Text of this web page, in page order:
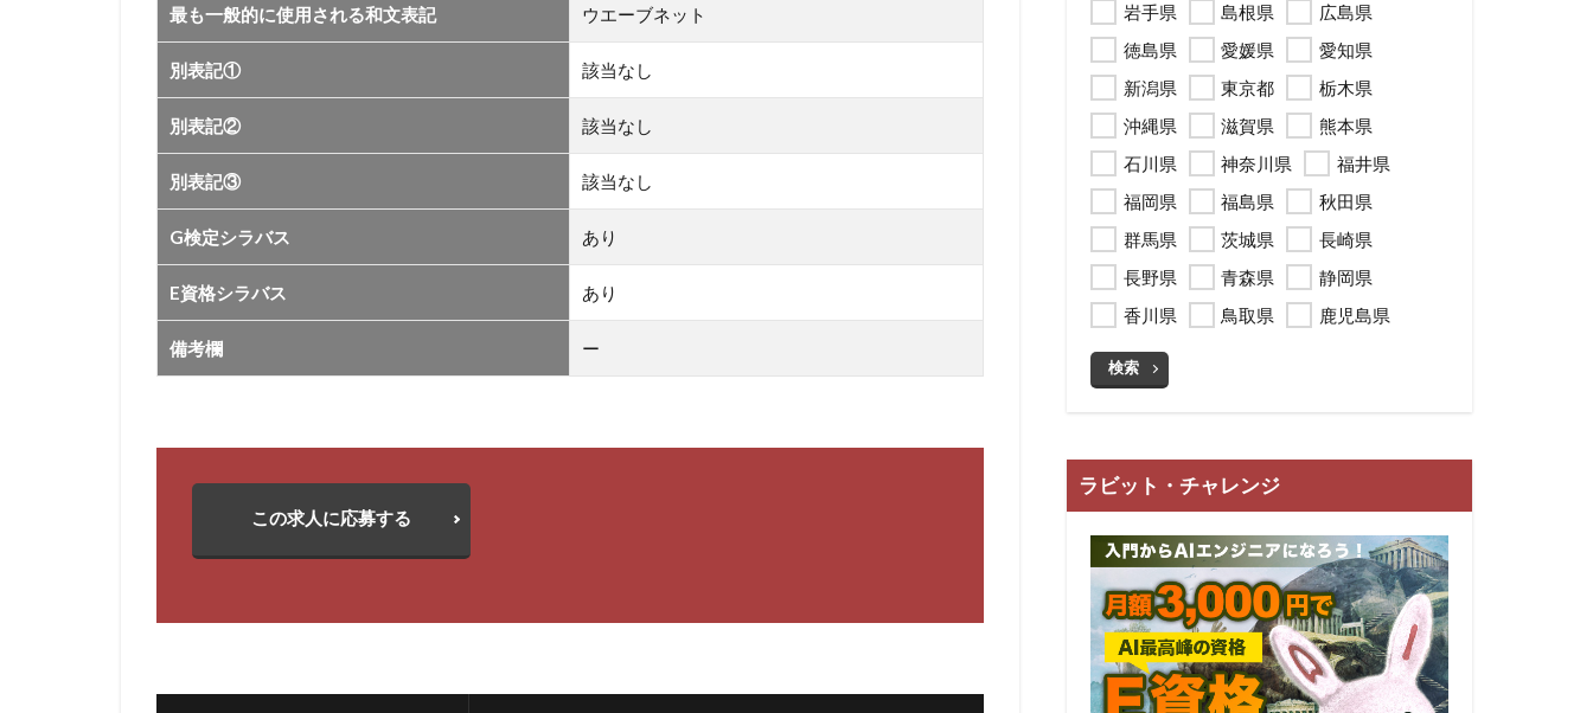
最も一般的に使用される和文表記 ウエーブネット
別表記① 該当なし
別表記② 該当なし
別表記③ 該当なし
G検定シラバス あり
E資格シラバス あり
備考欄 ー
この求人に応募する
岩手県
島根県
広島県
徳島県
愛媛県
愛知県
新潟県
東京都
栃木県
沖縄県
滋賀県
熊本県
石川県
神奈川県
福井県
福岡県
福島県
秋田県
群馬県
茨城県
長崎県
長野県
青森県
静岡県
香川県
鳥取県 鹿児島県
検索
ラビット・チャレンジ